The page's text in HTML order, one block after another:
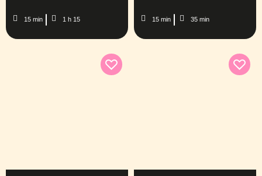
15 min 1 h 15 15 min 35 min